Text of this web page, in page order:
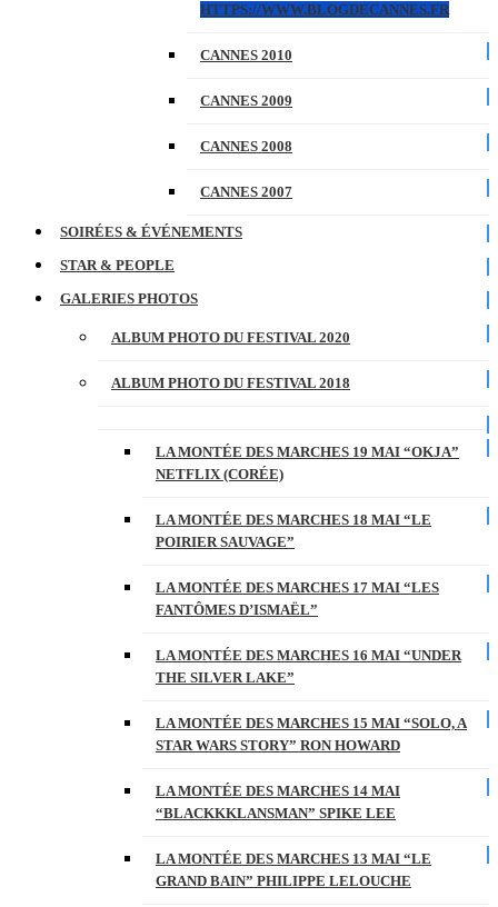
HTTPS://WWW.BLOGDECANNES.FR
CANNES 2010
CANNES 2009
CANNES 2008
CANNES 2007
SOIRÉES & ÉVÉNEMENTS
STAR & PEOPLE
GALERIES PHOTOS
ALBUM PHOTO DU FESTIVAL 2020
ALBUM PHOTO DU FESTIVAL 2018
LA MONTÉE DES MARCHES 19 MAI “OKJA”
NETFLIX (CORÉE)
LA MONTÉE DES MARCHES 18 MAI “LE
POIRIER SAUVAGE”
LA MONTÉE DES MARCHES 17 MAI “LES
FANTÔMES D’ISMAËL”
LA MONTÉE DES MARCHES 16 MAI “UNDER
THE SILVER LAKE”
LA MONTÉE DES MARCHES 15 MAI “SOLO, A
STAR WARS STORY” RON HOWARD
LA MONTÉE DES MARCHES 14 MAI
“BLACKKKLANSMAN” SPIKE LEE
LA MONTÉE DES MARCHES 13 MAI “LE
GRAND BAIN” PHILIPPE LELOUCHE